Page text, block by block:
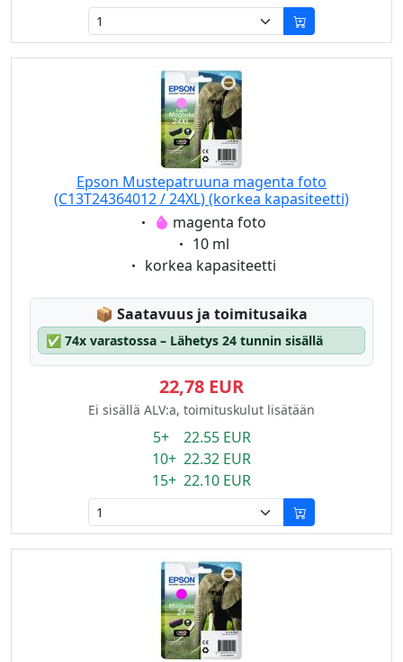
Epson Mustepatruuna magenta foto
(C13T24364012 / 24XL) (korkea kapasiteetti)
Eigenschaft:
magenta foto
Eigenschaft:
10 ml
Eigenschaft:
korkea kapasiteetti
📦 Lagerstatus:
Saatavuus ja toimitusaika
✅ 74x varastossa – Lähetys 24 tunnin sisällä
22,78 EUR
Ei sisällä ALV:a, toimituskulut lisätään
5+ 22.55 EUR
10+ 22.32 EUR
15+ 22.10 EUR